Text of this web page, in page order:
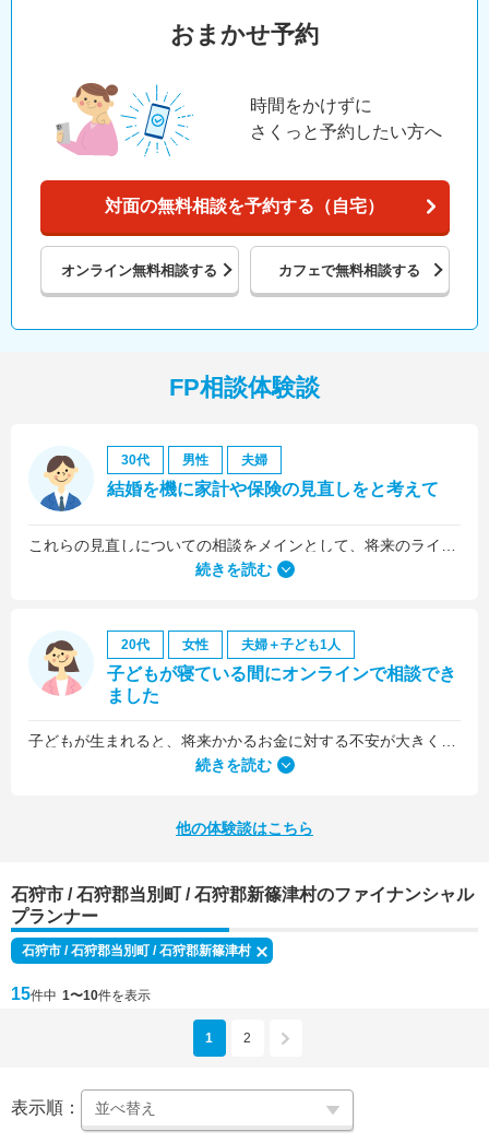
おまかせ予約
時間をかけずに
さくっと予約したい方へ
対面の無料相談を予約する（自宅）
オンライン無料相談する カフェで無料相談する
FP相談体験談
30代 男性 夫婦
結婚を機に家計や保険の見直しをと考えて
続きを読む
20代 女性 夫婦＋子ども1人
子どもが寝ている間にオンラインで相談でき
ました
何より、とても親身になって対応してくださって大満足。うちと同じように子どもの将来のお金のことで悩んでいる友人にも教えました。
続きを読む
他の体験談はこちら
石狩市 / 石狩郡当別町 / 石狩郡新篠津村のファイナンシャル
プランナー
石狩市 / 石狩郡当別町 / 石狩郡新篠津村
15件中 1〜10件を表示
1 2
表示順：